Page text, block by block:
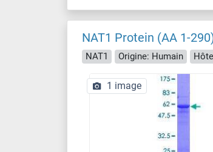
NAT1 Protein (AA 1-
NAT1 Origine: Humain
1 image